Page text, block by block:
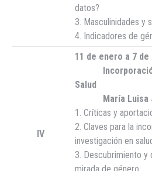
datos?
3. Masculinidades y
4. Indicadores de
IV
11 de enero a 7
Incorporación
Salud
María Luisa
1. Críticas y
2. Claves para la
investigación en
3. Descubrimiento y